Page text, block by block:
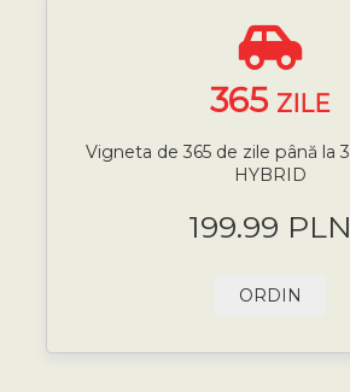
365 ZILE
Vigneta de 365 de zile până la
HYBRID
199.99 PLN
ORDIN